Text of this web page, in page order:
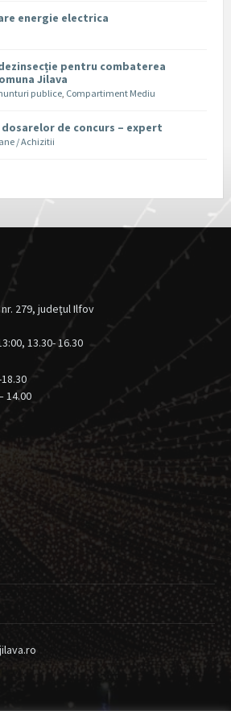
energie electrica
dezinsecție pentru combaterea
Jilava
publice, Compartiment Mediu
de concurs – expert
/ Achizitii
279, judeţul Ilfov
13.30- 16.30
14.00